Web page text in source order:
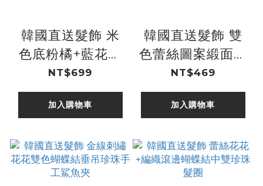
韓國直送髮飾 米
色底粉橘+藍花花
圖案+格紋布中排
列花框珍珠+白鋯
滾邊大蝴蝶結手工
NT$699
加入購物車
韓國直送髮飾 雙
色蕾絲圖案緞面大
蝴蝶結珍珠串手工
髮圈
NT$469
加入購物車